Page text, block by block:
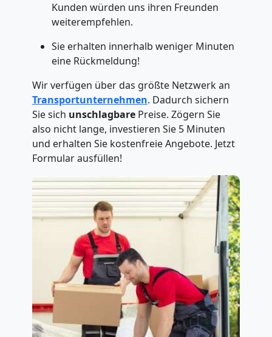
Kunden würden uns ihren Freunden
weiterempfehlen.
Sie erhalten innerhalb weniger Minuten
eine Rückmeldung!
Wir verfügen über das größte Netzwerk an
Transportunternehmen. Dadurch sichern
Sie sich unschlagbare Preise. Zögern Sie
also nicht lange, investieren Sie 5 Minuten
und erhalten Sie kostenfreie Angebote. Jetzt
Formular ausfüllen!